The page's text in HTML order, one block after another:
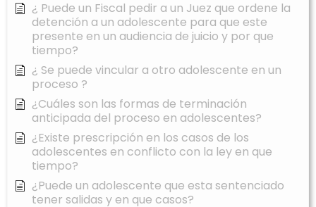
¿ Puede un Fiscal pedir a un Juez que ordene la
detención a un adolescente para que este
presente en un audiencia de juicio y por que
tiempo?
¿ Se puede vincular a otro adolescente en un
proceso ?
¿Cuáles son las formas de terminación
anticipada del proceso en adolescentes?
¿Existe prescripción en los casos de los
adolescentes en conflicto con la ley en que
tiempo?
¿Puede un adolescente que esta sentenciado
tener salidas y en que casos?